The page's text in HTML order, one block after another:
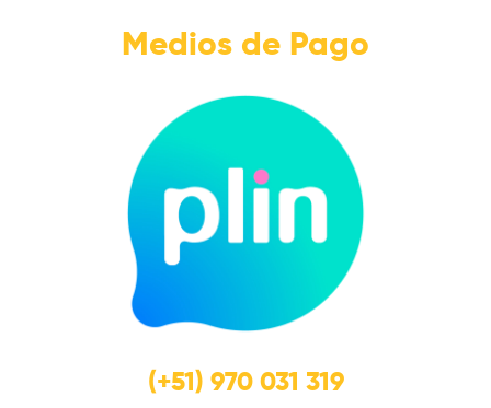
Medios de Pago
(+51) 970 031 319